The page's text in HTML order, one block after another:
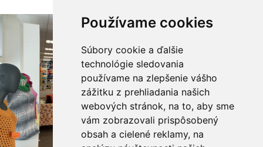
Používame cookies
Súbory cookie a ďalšie
technológie sledovania
používame na zlepšenie vášho
zážitku z prehliadania našich
webových stránok, na to, aby sme
vám zobrazovali prispôsobený
obsah a cielené reklamy, na